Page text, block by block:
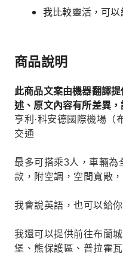
我比較靈活，可以
商品說明
此商品文案由機器翻譯
述、原文內容有所差異，
亨利·科安德國際機場（
交通
最多可搭乘3人，車輛為
款，附空調，空間寬敞
我會說英語，也可以給
我還可以提供前往布蘭
堡、熊保護區、普拉霍